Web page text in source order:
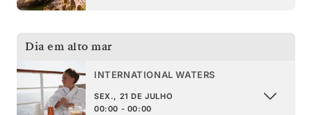
Dia em alto mar
INTERNATIONAL WATERS
SEX., 21 DE JULHO
00:00 - 00:00